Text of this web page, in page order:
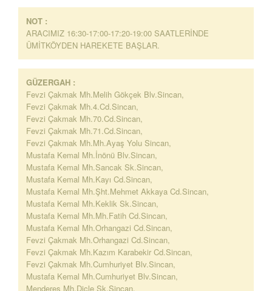
NOT :
ARACIMIZ 16:30-17:00-17:20-19:00 SAATLERİNDE
ÜMİTKÖYDEN HAREKETE BAŞLAR.
GÜZERGAH :
Fevzi Çakmak Mh.Melih Gökçek Blv.Sincan,
Fevzi Çakmak Mh.4.Cd.Sincan,
Fevzi Çakmak Mh.70.Cd.Sincan,
Fevzi Çakmak Mh.71.Cd.Sincan,
Fevzi Çakmak Mh.Mh.Ayaş Yolu Sincan,
Mustafa Kemal Mh.İnönü Blv.Sincan,
Mustafa Kemal Mh.Sancak Sk.Sincan,
Mustafa Kemal Mh.Kayı Cd.Sincan,
Mustafa Kemal Mh.Şht.Mehmet Akkaya Cd.Sincan,
Mustafa Kemal Mh.Keklik Sk.Sincan,
Mustafa Kemal Mh.Mh.Fatih Cd.Sincan,
Mustafa Kemal Mh.Orhangazi Cd.Sincan,
Fevzi Çakmak Mh.Orhangazi Cd.Sincan,
Fevzi Çakmak Mh.Kazım Karabekir Cd.Sincan,
Fevzi Çakmak Mh.Cumhuriyet Blv.Sincan,
Mustafa Kemal Mh.Cumhuriyet Blv.Sincan,
Menderes Mh.Dicle Sk.Sincan,